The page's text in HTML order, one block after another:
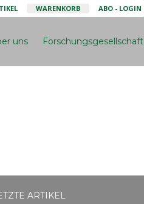
WARENKORB ABO - LOGIN
uns Forschungsgesellschaft
ARTIKEL